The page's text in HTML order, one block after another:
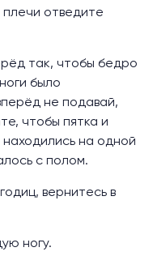
отведите
так, чтобы бедро
было
не подавай,
чтобы пятка и
на одной
с полом.
вернитесь в
ногу.